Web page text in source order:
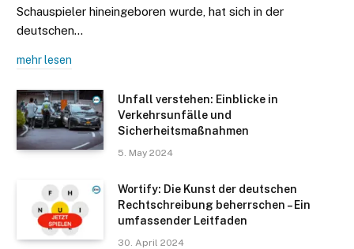
Schauspieler hineingeboren wurde, hat sich in der
deutschen…
mehr lesen
Unfall verstehen: Einblicke in
Verkehrsunfälle und
Sicherheitsmaßnahmen
5. May 2024
Wortify: Die Kunst der deutschen
Rechtschreibung beherrschen – Ein
umfassender Leitfaden
30. April 2024